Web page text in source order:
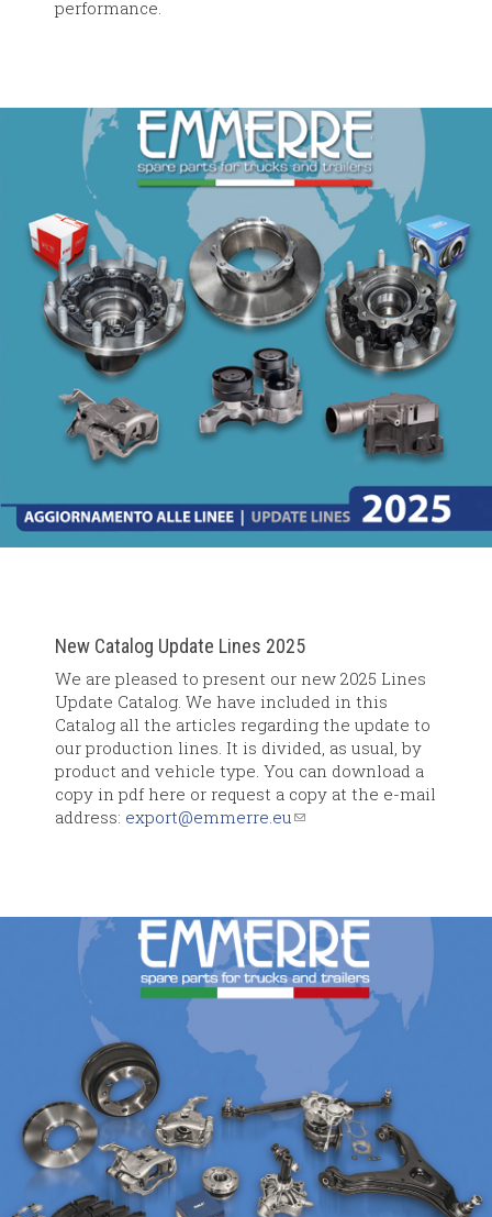
performance.
New Catalog Update Lines 2025
We are pleased to present our new 2025 Lines
Update Catalog. We have included in this
Catalog all the articles regarding the update to
our production lines. It is divided, as usual, by
product and vehicle type. You can download a
copy in pdf here or request a copy at the e-mail
address: export@emmerre.eu